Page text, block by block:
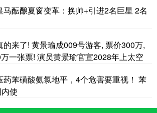
酝酿夏窗变革：换帅+引进2名巨星 2名
来了! 黄景瑜成009号游客, 票价300万,
一张票! 演员黄景瑜官宣2028年上太空
药苯磺酸氨氯地平，4个危害要重视！ 苯
使